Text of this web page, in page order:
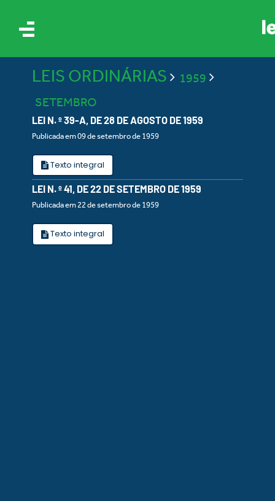
LEIS ORDINÁRIAS
1959
SETEMBRO
LEI N. º 39-A, DE 28 DE AGOSTO DE 1959
Publicada em 09 de setembro de 1959
Texto integral
LEI N. º 41, DE 22 DE SETEMBRO DE 1959
Publicada em 22 de setembro de 1959
Texto integral